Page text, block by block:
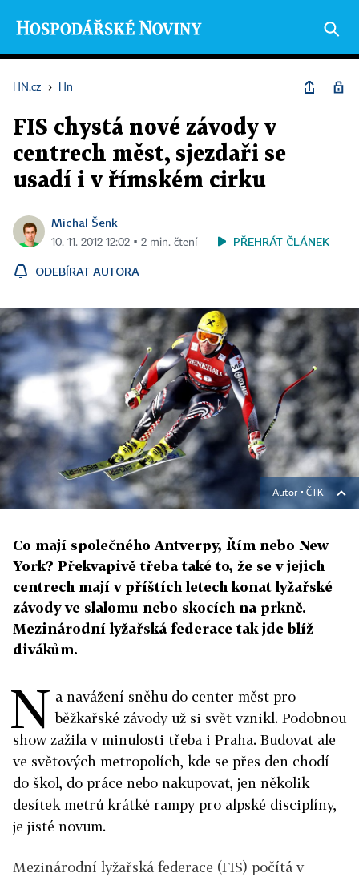
HN.cz › Hn
FIS chystá nové závody v
centrech měst, sjezdaři se
usadí i v římském cirku
Michal Šenk
10. 11. 2012 12:02 ▪ 2 min. čtení PŘEHRÁT ČLÁNEK
ODEBÍRAT AUTORA
Autor ▪ ČTK
Co mají společného Antverpy, Řím nebo New
York? Překvapivě třeba také to, že se v jejich
centrech mají v příštích letech konat lyžařské
závody ve slalomu nebo skocích na prkně.
Mezinárodní lyžařská federace tak jde blíž
divákům.
N a navážení sněhu do center měst pro
běžkařské závody už si svět vznikl. Podobnou
show zažila v minulosti třeba i Praha. Budovat ale
ve světových metropolích, kde se přes den chodí
do škol, do práce nebo nakupovat, jen několik
desítek metrů krátké rampy pro alpské disciplíny,
je jisté novum.
Mezinárodní lyžařská federace (FIS) počítá v